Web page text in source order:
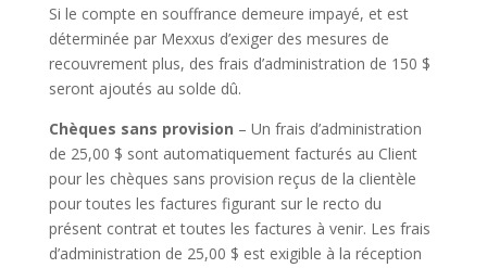
Si le compte en souffrance demeure impayé, et est
déterminée par Mexxus d’exiger des mesures de
recouvrement plus, des frais d’administration de 150 $
seront ajoutés au solde dû.
Chèques sans provision – Un frais d’administration
de 25,00 $ sont automatiquement facturés au Client
pour les chèques sans provision reçus de la clientèle
pour toutes les factures figurant sur le recto du
présent contrat et toutes les factures à venir. Les frais
d’administration de 25,00 $ est exigible à la réception